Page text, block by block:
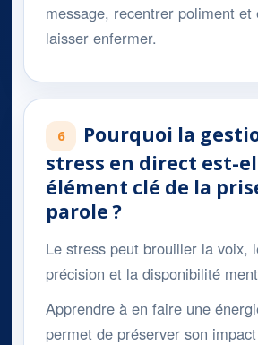
message, recentrer poliment et
laisser enfermer.
6
Pourquoi la
stress en direct est-
élément clé de la
parole ?
Le stress peut brouiller la voix,
précision et la disponibilité
Apprendre à en faire une
permet de préserver son